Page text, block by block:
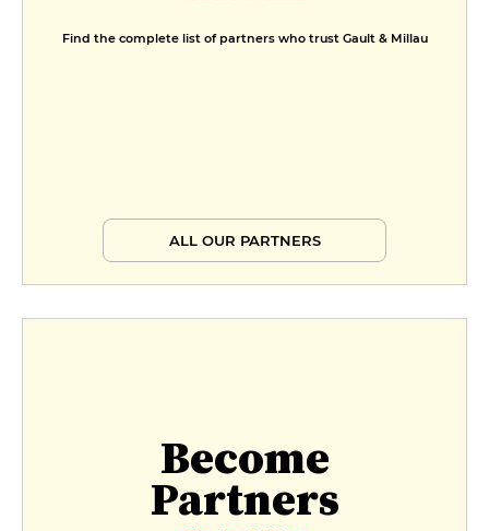
Find the complete list of partners who trust Gault & Millau
ALL OUR PARTNERS
Become
Partners